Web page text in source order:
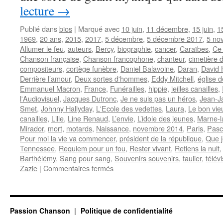
lecture →
Publié dansbios | Marqué avec 10 juin, 11 décembre, 15 juin,
1969, 20 ans, 2015, 2017, 5 décembre, 5 décembre 2017, 5
Allumer le feu, auteurs, Bercy, biographie, cancer, Caraïbes,
Chanson française, Chanson francophone, chanteur, cimetière
compositeurs, cortège funèbre, Daniel Balavoine, Daran, David
Derrière l’amour, Deux sortes d'hommes, Eddy Mitchell, église
Emmanuel Macron, France, Funérailles, hippie, ieilles canailles,
l'Audiovisuel, Jacques Dutronc, Je ne suis pas un héros, Jean-
Smet, Johnny Hallyday, L'Ecole des vedettes, Laura, Le bon
canailles, Lille, Line Renaud, L’envie, L’idole des jeunes, Marne-
Mirador, mort, motards, Naissance, novembre 2014, Paris,
Pour moi la vie va commencer, président de la république, Que
Tennessee, Requiem pour un fou, Rester vivant, Retiens la nuit,
Barthélémy, Sang pour sang, Souvenirs souvenirs, taulier,
Zazie | Commentaires ferméssur
Passion Chanson Politique de confidentialité